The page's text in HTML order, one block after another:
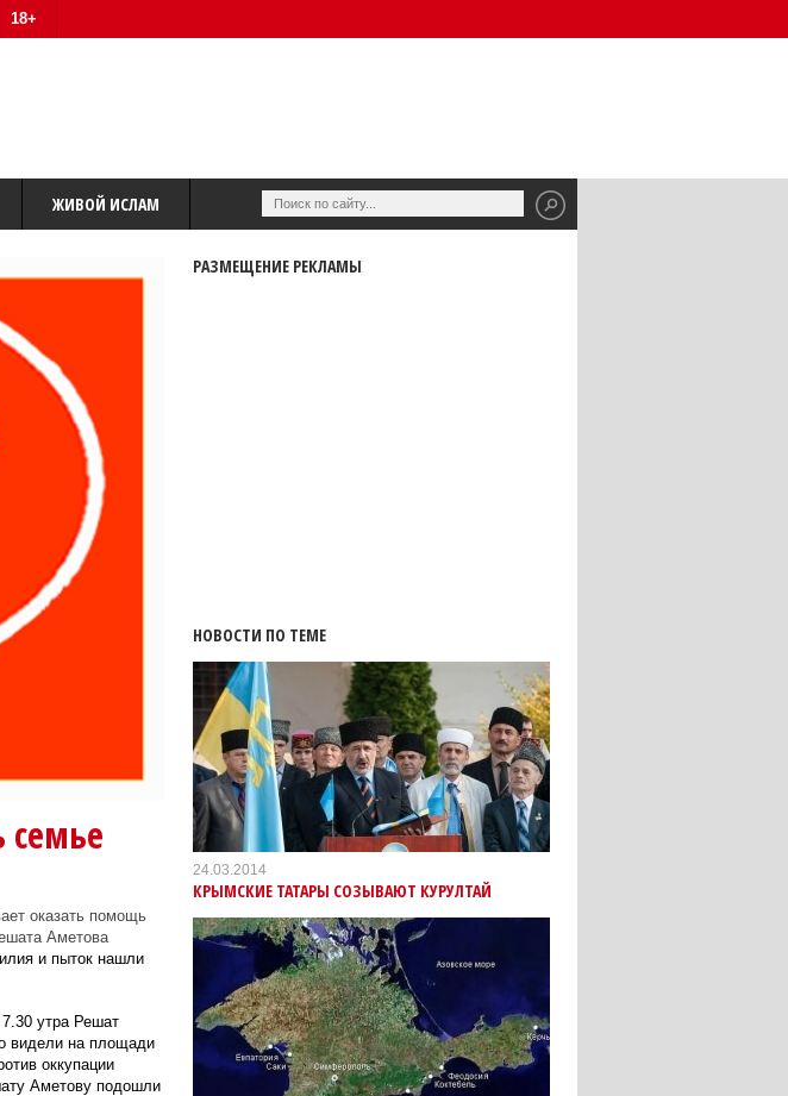
18+
ЖИВОЙ ИСЛАМ
и пыток нашли
утра Решат
видели на площади
оккупации
Аметову подошли
РАЗМЕЩЕНИЕ РЕКЛАМЫ
НОВОСТИ ПО ТЕМЕ
24.03.2014
КРЫМСКИЕ ТАТАРЫ СОЗЫВАЮТ КУРУЛТАЙ